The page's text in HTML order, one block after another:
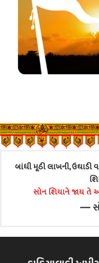
બાંધી મૂઠી લાખની, ઉઘાડી
સોન શિયાને જાય તે
—